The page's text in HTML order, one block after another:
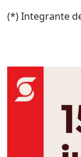
(*) Integrante